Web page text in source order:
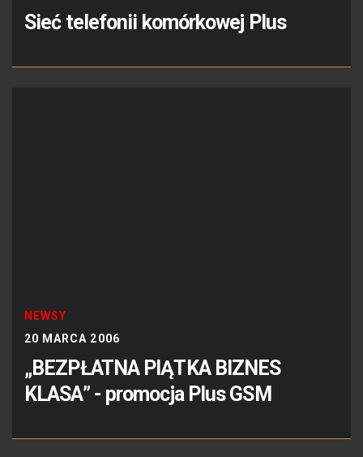
Sieć telefonii komórkowej Plus
NEWSY
20 MARCA 2006
„BEZPŁATNA PIĄTKA BIZNES
KLASA” - promocja Plus GSM